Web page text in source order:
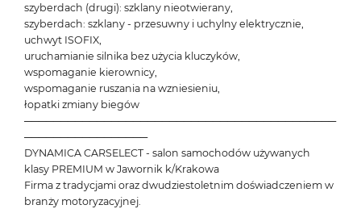
szyberdach (drugi): szklany nieotwierany,
szyberdach: szklany - przesuwny i uchylny elektrycznie,
uchwyt ISOFIX,
uruchamianie silnika bez użycia kluczyków,
wspomaganie kierownicy,
wspomaganie ruszania na wzniesieniu,
łopatki zmiany biegów
───────────────────────────────────────────
─────────────────
DYNAMICA CARSELECT - salon samochodów używanych
klasy PREMIUM w Jawornik k/Krakowa
Firma z tradycjami oraz dwudziestoletnim doświadczeniem w
branży motoryzacyjnej.